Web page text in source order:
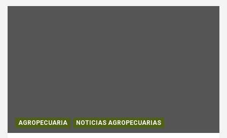
AGROPECUARIA NOTICIAS AGROPECUARIAS